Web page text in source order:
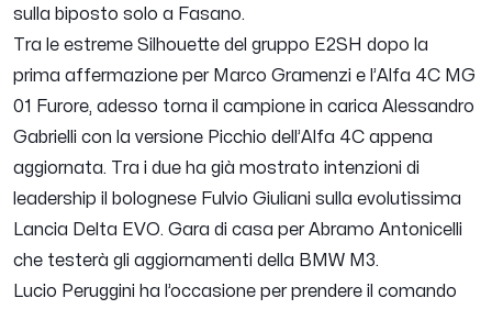
sulla biposto solo a Fasano.
Tra le estreme Silhouette del gruppo E2SH dopo la
prima affermazione per Marco Gramenzi e l’Alfa 4C MG
01 Furore, adesso torna il campione in carica Alessandro
Gabrielli con la versione Picchio dell’Alfa 4C appena
aggiornata. Tra i due ha già mostrato intenzioni di
leadership il bolognese Fulvio Giuliani sulla evolutissima
Lancia Delta EVO. Gara di casa per Abramo Antonicelli
che testerà gli aggiornamenti della BMW M3.
Lucio Peruggini ha l’occasione per prendere il comando